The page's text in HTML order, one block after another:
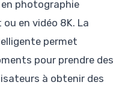
photographie
en vidéo 8K. La
permet
pour prendre des
à obtenir des